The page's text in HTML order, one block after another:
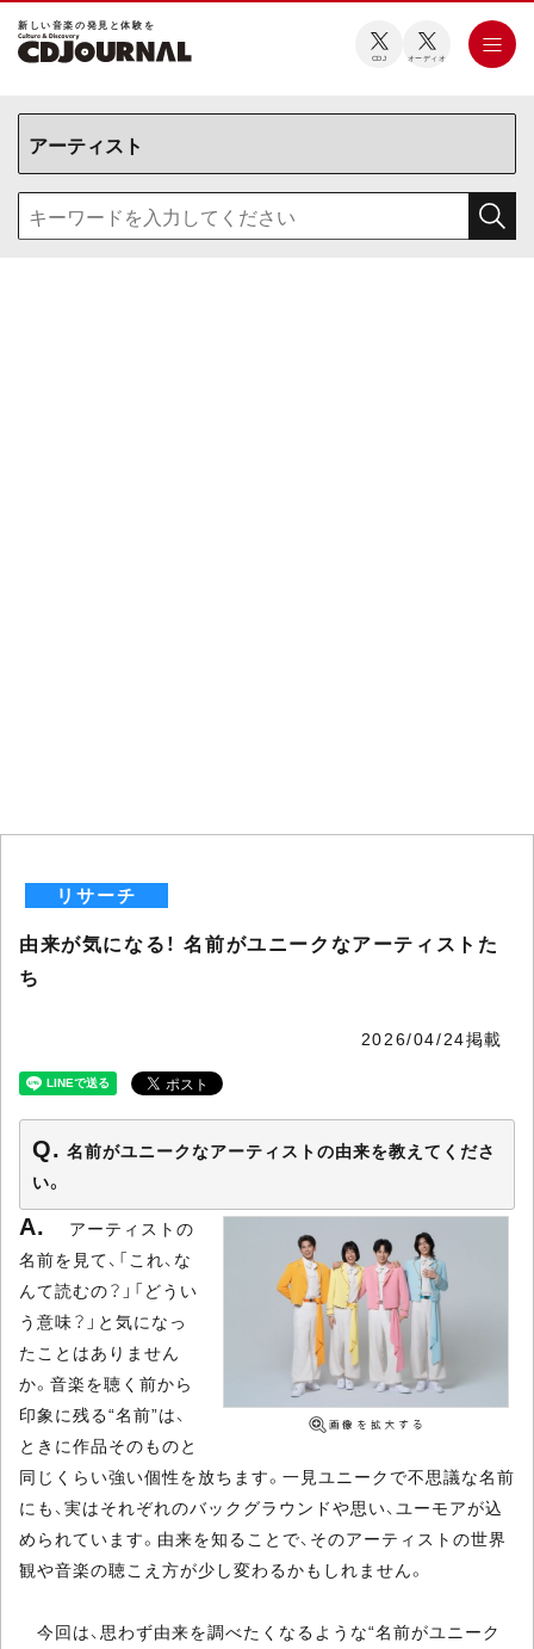
新しい⾳楽の発⾒と体験を
CDJ オーディオ
リサーチ
由来が気になる！ 名前がユニークなアーティストた
ち
2026/04/24掲載
名前がユニークなアーティストの由来を教えてくださ
い。
アーティストの
名前を見て、「これ、な
んて読むの？」「どうい
う意味？」と気になっ
たことはありません
か。音楽を聴く前から
印象に残る“名前”は、
ときに作品そのものと
同じくらい強い個性を放ちます。一見ユニークで不思議な名前
にも、実はそれぞれのバックグラウンドや思い、ユーモアが込
められています。由来を知ることで、そのアーティストの世界
観や音楽の聴こえ方が少し変わるかもしれません。
今回は、思わず由来を調べたくなるような“名前がユニーク